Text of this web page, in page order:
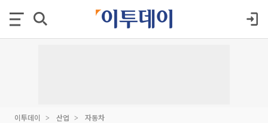
이투데이 산업 자동차